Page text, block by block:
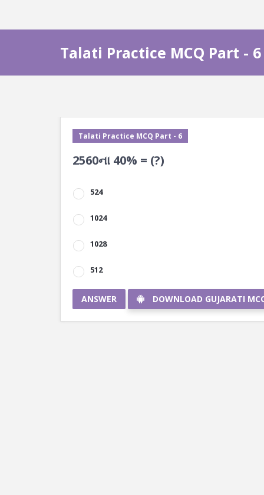
Talati Practice MCQ Part - 6
Talati Practice MCQ Part - 6
2560ના 40% = (?)
524
1024
1028
512
ANSWER DOWNLOAD GUJARATI